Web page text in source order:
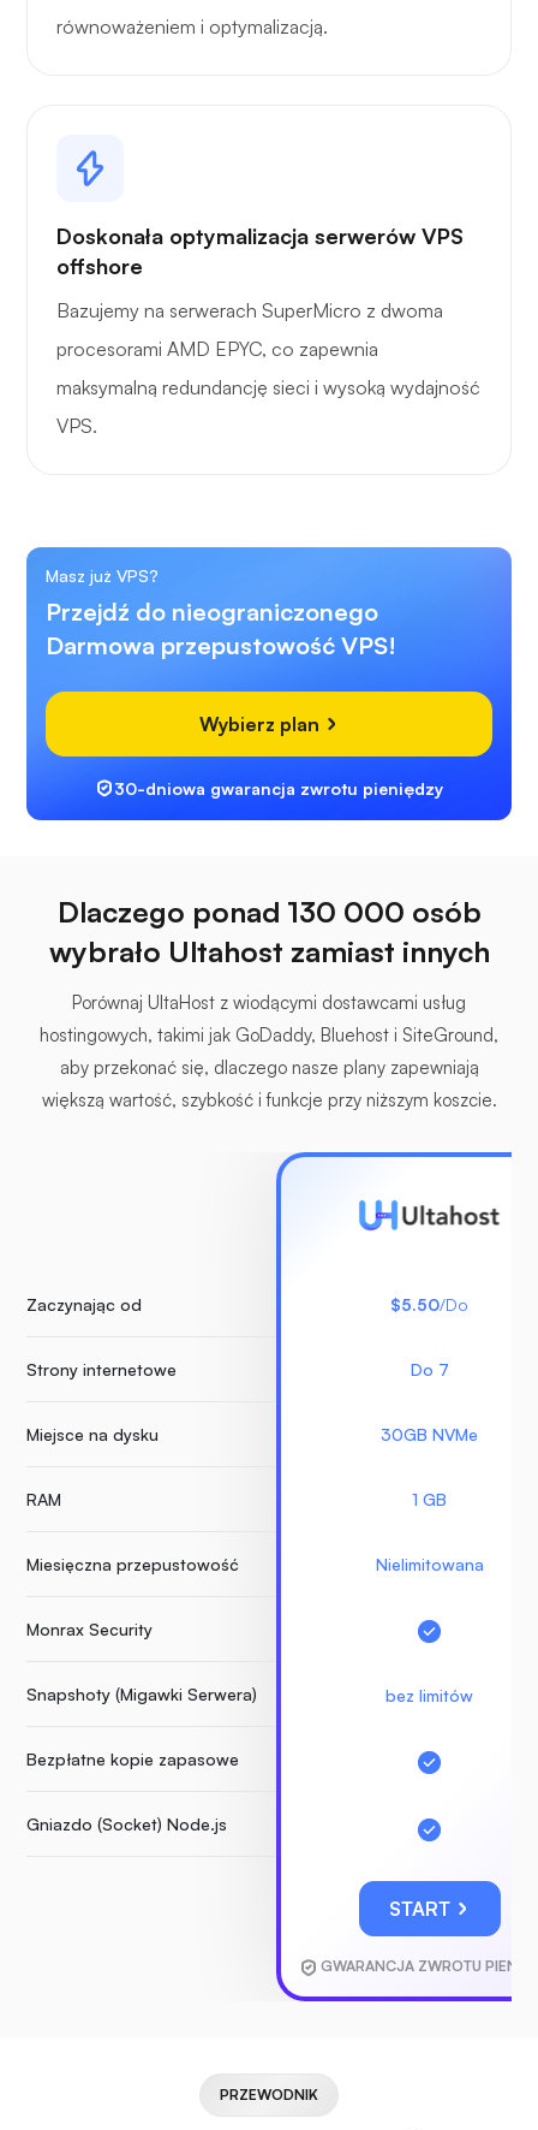
równoważeniem i optymalizacją.
Doskonała optymalizacja serwerów VPS
offshore
Bazujemy na serwerach SuperMicro z dwoma
procesorami AMD EPYC, co zapewnia
maksymalną redundancję sieci i wysoką wydajność
VPS.
Masz już VPS?
Przejdź do nieograniczonego
Darmowa przepustowość VPS!
Wybierz plan
30-dniowa gwarancja zwrotu pieniędzy
Dlaczego ponad 130 000 osób
wybrało Ultahost zamiast innych
Porównaj UltaHost z wiodącymi dostawcami usług
hostingowych, takimi jak GoDaddy, Bluehost i SiteGround,
aby przekonać się, dlaczego nasze plany zapewniają
większą wartość, szybkość i funkcje przy niższym koszcie.
Zaczynając od
Strony internetowe
Miejsce na dysku
RAM
Miesięczna przepustowość
Monrax Security
Snapshoty (Migawki Serwera)
Bezpłatne kopie zapasowe
Gniazdo (Socket) Node.js
$5.50/Do
Do 7
30GB NVMe
1 GB
Nielimitowana
bez limitów
START
GWARANCJA ZWROTU
PRZEWODNIK